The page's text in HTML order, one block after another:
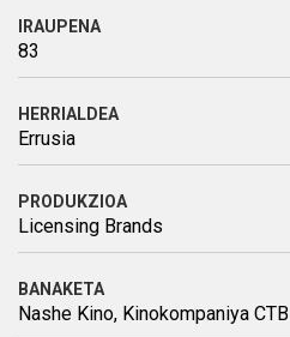
IRAUPENA
83
HERRIALDEA
Errusia
PRODUKZIOA
Licensing Brands
BANAKETA
Nashe Kino, Kinokompaniya CTB